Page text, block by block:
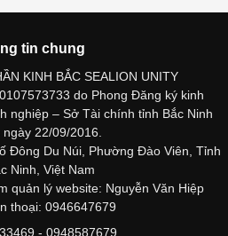
tin chung
KINH BẮC SEALION UNITY
do Phong Đăng ký kinh
nghiệp – Sở Tài chính tỉnh Bắc Ninh
ngày 22/09/2016.
Đông Du Núi, Phường Đào Viên, Tỉnh
Ninh, Việt Nam
quản lý website: Nguyễn Văn Hiệp
thoại: 0946647679
- 0948587679